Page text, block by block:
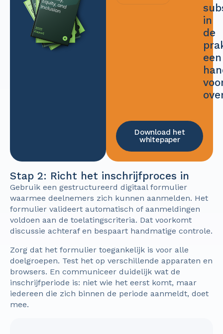
in
de
een
Download het
whitepaper
Stap 2: Richt het inschrijfproces in
Gebruik een gestructureerd digitaal formulier
waarmee deelnemers zich kunnen aanmelden. Het
formulier valideert automatisch of aanmeldingen
voldoen aan de toelatingscriteria. Dat voorkomt
discussie achteraf en bespaart handmatige controle.
Zorg dat het formulier toegankelijk is voor alle
doelgroepen. Test het op verschillende apparaten en
browsers. En communiceer duidelijk wat de
inschrijfperiode is: niet wie het eerst komt, maar
iedereen die zich binnen de periode aanmeldt, doet
mee.